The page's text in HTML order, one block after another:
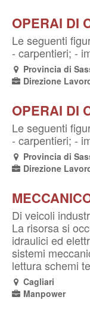
OPERAI DI
Le seguenti
- carpentieri; -
Provincia di
Direzione
OPERAI DI
Le seguenti
- carpentieri; -
Provincia di
Direzione
Di veicoli
La risorsa si
idraulici ed
sistemi
lettura schemi
Cagliari
Manpower